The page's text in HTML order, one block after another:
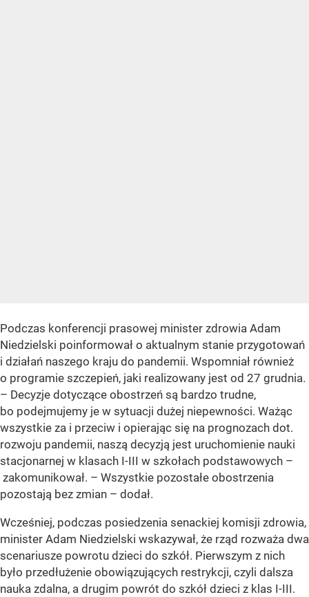
Podczas konferencji prasowej minister zdrowia Adam
Niedzielski poinformował o aktualnym stanie przygotowań
i działań naszego kraju do pandemii. Wspomniał również
o programie szczepień, jaki realizowany jest od 27 grudnia.
– Decyzje dotyczące obostrzeń są bardzo trudne,
bo podejmujemy je w sytuacji dużej niepewności. Ważąc
wszystkie za i przeciw i opierając się na prognozach dot.
rozwoju pandemii, naszą decyzją jest uruchomienie nauki
stacjonarnej w klasach I-III w szkołach podstawowych –
zakomunikował. – Wszystkie pozostałe obostrzenia
pozostają bez zmian – dodał.
Wcześniej, podczas posiedzenia senackiej komisji zdrowia,
minister Adam Niedzielski wskazywał, że rząd rozważa dwa
scenariusze powrotu dzieci do szkół. Pierwszym z nich
było przedłużenie obowiązujących restrykcji, czyli dalsza
nauka zdalna, a drugim powrót do szkół dzieci z klas I-III.